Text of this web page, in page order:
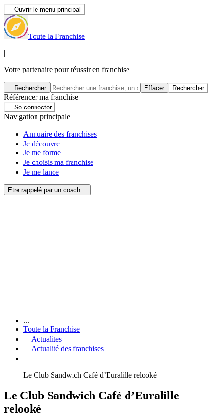
Ouvrir le menu principal
Toute la Franchise
|
Votre partenaire pour réussir en franchise
Rechercher Effacer Rechercher
Référencer ma franchise
Se connecter
Navigation principale
Annuaire des franchises
Je découvre
Je me forme
Je choisis ma franchise
Je me lance
Etre rappelé par un coach
...
Toute la Franchise
Actualites
Actualité des franchises
Le Club Sandwich Café d’Euralille relooké
Le Club Sandwich Café d’Euralille
relooké